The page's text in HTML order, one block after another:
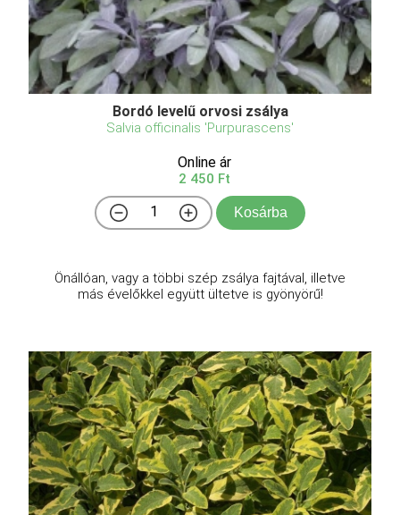
Bordó levelű orvosi zsálya
Salvia officinalis 'Purpurascens'
Online ár
2 450 Ft
Kosárba
Önállóan, vagy a többi szép zsálya fajtával, illetve
más évelőkkel együtt ültetve is gyönyörű!